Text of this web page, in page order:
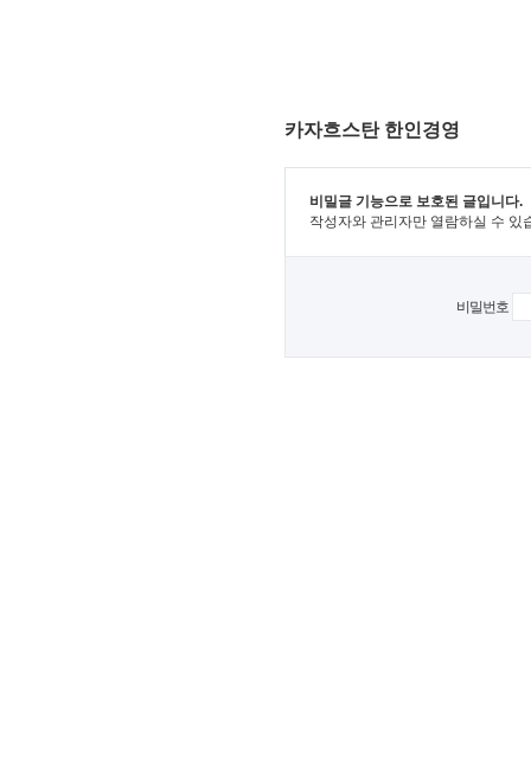
카자흐스탄 한인경영
비밀글 기능으로 보호된 글입니다.
작성자와 관리자만 열람하실 수 있
비밀번호